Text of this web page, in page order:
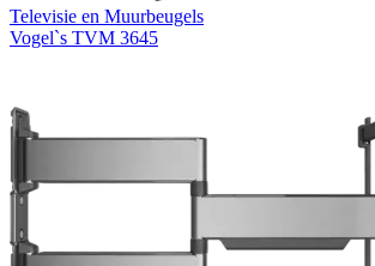
Televisie en Muurbeugels
Vogel`s TVM 3645